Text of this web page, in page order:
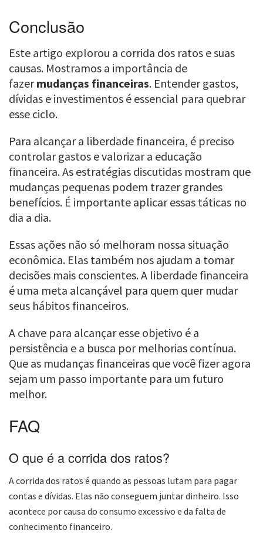
Conclusão
Este artigo explorou a corrida dos ratos e suas
causas. Mostramos a importância de
fazermudanças financeiras. Entender gastos,
dívidas e investimentos é essencial para quebrar
esse ciclo.
Para alcançar a liberdade financeira, é preciso
controlar gastos e valorizar a educação
financeira. As estratégias discutidas mostram que
mudanças pequenas podem trazer grandes
benefícios. É importante aplicar essas táticas no
dia a dia.
Essas ações não só melhoram nossa situação
econômica. Elas também nos ajudam a tomar
decisões mais conscientes. A liberdade financeira
é uma meta alcançável para quem quer mudar
seus hábitos financeiros.
A chave para alcançar esse objetivo é a
persistência e a busca por melhorias contínua.
Que as mudanças financeiras que você fizer agora
sejam um passo importante para um futuro
melhor.
FAQ
O que é a corrida dos ratos?
A corrida dos ratos é quando as pessoas lutam para pagar
contas e dívidas. Elas não conseguem juntar dinheiro. Isso
acontece por causa do consumo excessivo e da falta de
conhecimento financeiro.